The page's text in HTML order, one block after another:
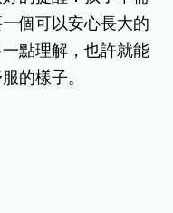
個可以安心長大的
點理解，也許就能
的樣子。